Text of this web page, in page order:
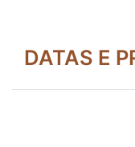
DATAS E